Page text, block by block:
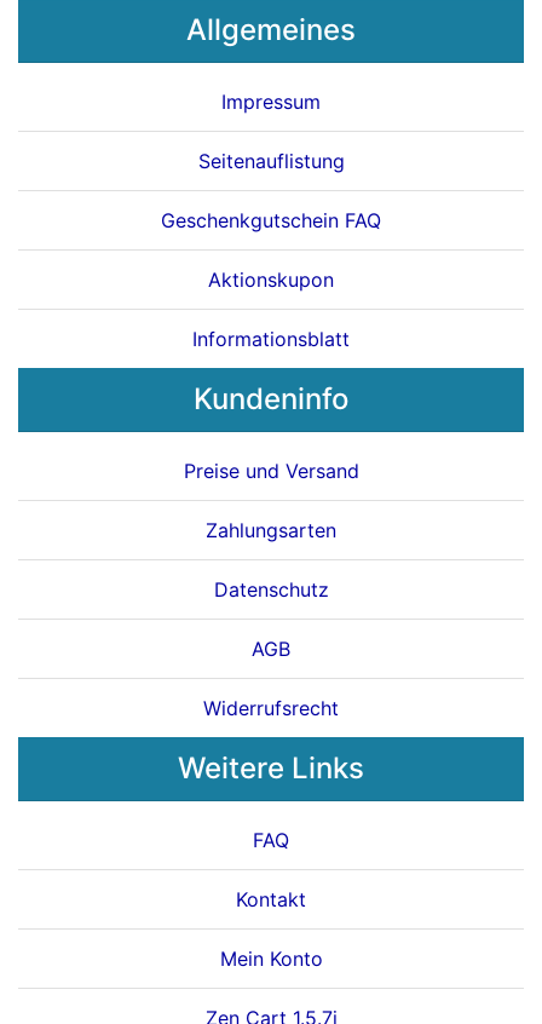
Allgemeines
Impressum
Seitenauflistung
Geschenkgutschein FAQ
Aktionskupon
Informationsblatt
Kundeninfo
Preise und Versand
Zahlungsarten
Datenschutz
AGB
Widerrufsrecht
Weitere Links
FAQ
Kontakt
Mein Konto
Zen Cart 1.5.7j